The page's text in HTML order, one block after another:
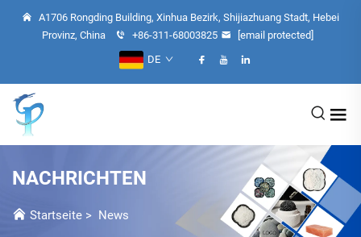
A1706 Rongding Building, Xinhua Bezirk, Shijiazhuang Stadt, Hebei
Provinz, China
+86-311-68003825
[email protected]
DE
NACHRICHTEN
Startseite > News